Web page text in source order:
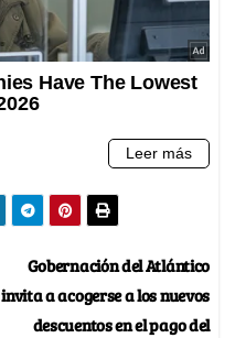
Gobernación del Atlántico
invita a acogerse a los nuevos
descuentos en el pago del